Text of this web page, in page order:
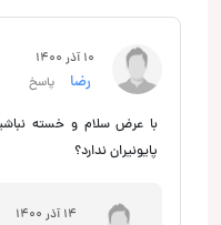
10 آذر 1400
رضا پاسخ
با عرض سلام و خسته
پایونیران ندارد؟
14 آذر 1400